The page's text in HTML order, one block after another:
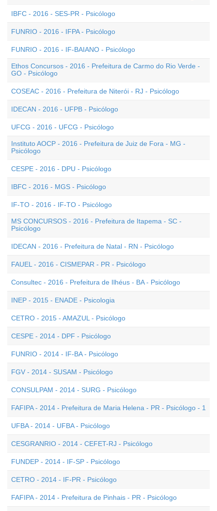
IBFC - 2016 - SES-PR - Psicólogo
FUNRIO - 2016 - IFPA - Psicólogo
FUNRIO - 2016 - IF-BAIANO - Psicólogo
Ethos Concursos - 2016 - Prefeitura de Carmo do Rio Verde -
GO - Psicólogo
COSEAC - 2016 - Prefeitura de Niterói - RJ - Psicólogo
IDECAN - 2016 - UFPB - Psicólogo
UFCG - 2016 - UFCG - Psicólogo
Instituto AOCP - 2016 - Prefeitura de Juiz de Fora - MG -
Psicólogo
CESPE - 2016 - DPU - Psicólogo
IBFC - 2016 - MGS - Psicólogo
IF-TO - 2016 - IF-TO - Psicólogo
MS CONCURSOS - 2016 - Prefeitura de Itapema - SC -
Psicólogo
IDECAN - 2016 - Prefeitura de Natal - RN - Psicólogo
FAUEL - 2016 - CISMEPAR - PR - Psicólogo
Consultec - 2016 - Prefeitura de Ilhéus - BA - Psicólogo
INEP - 2015 - ENADE - Psicologia
CETRO - 2015 - AMAZUL - Psicólogo
CESPE - 2014 - DPF - Psicólogo
FUNRIO - 2014 - IF-BA - Psicólogo
FGV - 2014 - SUSAM - Psicólogo
CONSULPAM - 2014 - SURG - Psicólogo
FAFIPA - 2014 - Prefeitura de Maria Helena - PR - Psicólogo - 1
UFBA - 2014 - UFBA - Psicólogo
CESGRANRIO - 2014 - CEFET-RJ - Psicólogo
FUNDEP - 2014 - IF-SP - Psicólogo
CETRO - 2014 - IF-PR - Psicólogo
FAFIPA - 2014 - Prefeitura de Pinhais - PR - Psicólogo